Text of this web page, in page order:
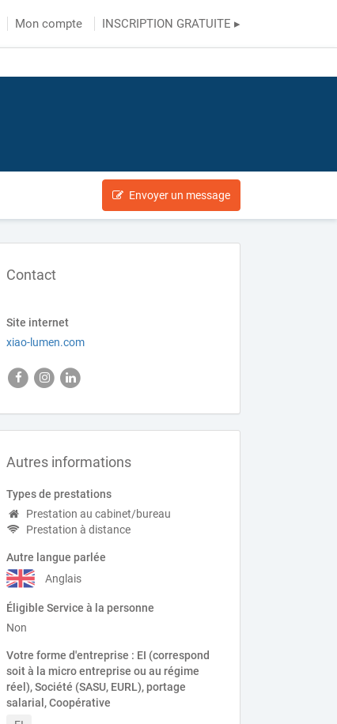
Mon compte INSCRIPTION GRATUITE ▸
Envoyer un message
Contact
Site internet
xiao-lumen.com
Autres informations
Types de prestations
Prestation au cabinet/bureau
Prestation à distance
Autre langue parlée
Anglais
Éligible Service à la personne
Non
Votre forme d'entreprise : EI (correspond
soit à la micro entreprise ou au régime
réel), Société (SASU, EURL), portage
salarial, Coopérative